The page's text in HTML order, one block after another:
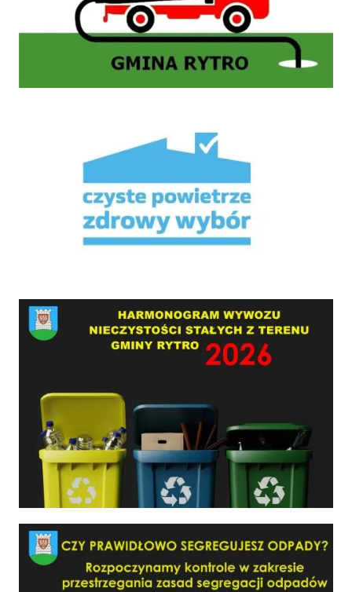
HARMONOGRAM WYWOZU NIECZYSTOŚCI STAŁYCH Z TERENU GMINY RYTRO W 2026
Czy prawidłowo segregujesz odpady?